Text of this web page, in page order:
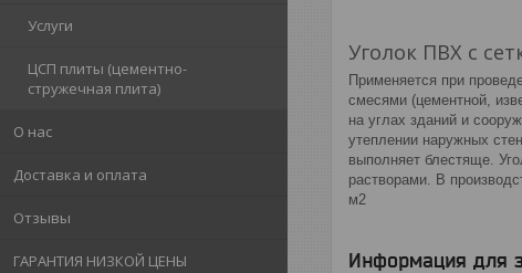
Услуги
ЦСП плиты (цементно-
стружечная плита)
О нас
Доставка и оплата
Отзывы
ГАРАНТИЯ НИЗКОЙ ЦЕНЫ
Уголок ПВХ с
Применяется при
смесями (цементной,
на углах зданий и
утеплении наружных
выполняет блестяще.
растворами. В
м2
Информация для